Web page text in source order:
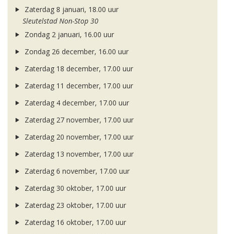
Zaterdag 8 januari, 18.00 uur
Sleutelstad Non-Stop 30
Zondag 2 januari, 16.00 uur
Zondag 26 december, 16.00 uur
Zaterdag 18 december, 17.00 uur
Zaterdag 11 december, 17.00 uur
Zaterdag 4 december, 17.00 uur
Zaterdag 27 november, 17.00 uur
Zaterdag 20 november, 17.00 uur
Zaterdag 13 november, 17.00 uur
Zaterdag 6 november, 17.00 uur
Zaterdag 30 oktober, 17.00 uur
Zaterdag 23 oktober, 17.00 uur
Zaterdag 16 oktober, 17.00 uur